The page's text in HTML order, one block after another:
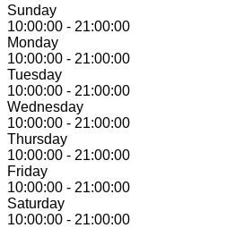
Sunday
10:00:00 - 21:00:00
Monday
10:00:00 - 21:00:00
Tuesday
10:00:00 - 21:00:00
Wednesday
10:00:00 - 21:00:00
Thursday
10:00:00 - 21:00:00
Friday
10:00:00 - 21:00:00
Saturday
10:00:00 - 21:00:00